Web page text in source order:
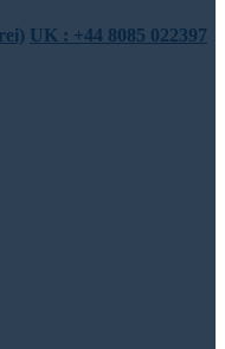
UK : +44 8085 022397